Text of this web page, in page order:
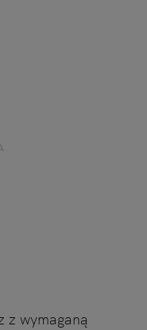
z wymaganą